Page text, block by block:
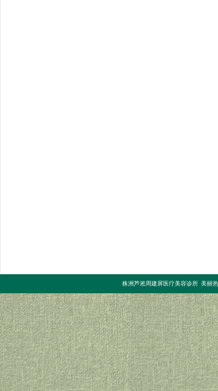
株洲芦淞周建屏医疗美容诊所 美丽